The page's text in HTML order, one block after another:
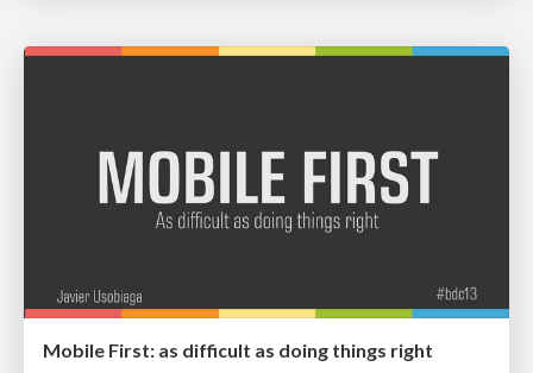
Mobile First: as difficult as doing things right